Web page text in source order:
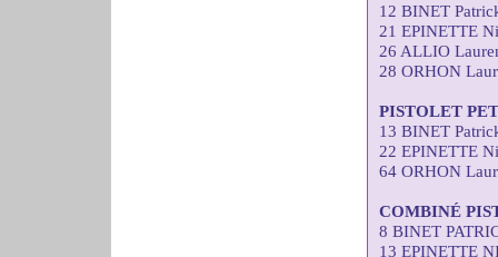
12 BINET
21 EPINETTE
26 ALLIO
28 ORHON
PISTOLET
13 BINET
22 EPINETTE
64 ORHON
COMBINÉ
8 BINET
13 EPINETTE